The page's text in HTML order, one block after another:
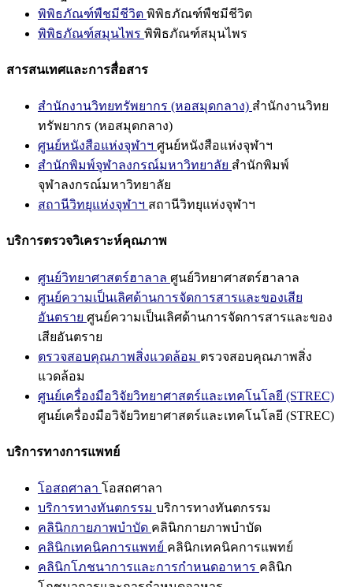
พิพิธภัณฑ์พืชมีชีวิต พิพิธภัณฑ์พืชมีชีวิต
พิพิธภัณฑ์สมุนไพร พิพิธภัณฑ์สมุนไพร
สารสนเทศและการสื่อสาร
สำนักงานวิทยทรัพยากร (หอสมุดกลาง) สำนักงานวิทย
ทรัพยากร (หอสมุดกลาง)
ศูนย์หนังสือแห่งจุฬาฯ ศูนย์หนังสือแห่งจุฬาฯ
สำนักพิมพ์จุฬาลงกรณ์มหาวิทยาลัย สำนักพิมพ์
จุฬาลงกรณ์มหาวิทยาลัย
สถานีวิทยุแห่งจุฬาฯ สถานีวิทยุแห่งจุฬาฯ
บริการตรวจวิเคราะห์คุณภาพ
ศูนย์วิทยาศาสตร์ฮาลาล ศูนย์วิทยาศาสตร์ฮาลาล
ศูนย์ความเป็นเลิศด้านการจัดการสารและของเสีย
อันตราย ศูนย์ความเป็นเลิศด้านการจัดการสารและของ
เสียอันตราย
ตรวจสอบคุณภาพสิ่งแวดล้อม ตรวจสอบคุณภาพสิ่ง
แวดล้อม
ศูนย์เครื่องมือวิจัยวิทยาศาสตร์และเทคโนโลยี (STREC)
ศูนย์เครื่องมือวิจัยวิทยาศาสตร์และเทคโนโลยี (STREC)
บริการทางการแพทย์
โอสถศาลา โอสถศาลา
บริการทางทันตกรรม บริการทางทันตกรรม
คลินิกกายภาพบำบัด คลินิกกายภาพบำบัด
คลินิกเทคนิคการแพทย์ คลินิกเทคนิคการแพทย์
คลินิกโภชนาการและการกำหนดอาหาร คลินิก